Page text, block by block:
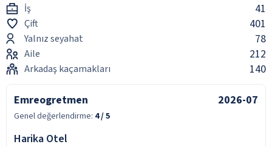
İş 41
Çift 401
Yalnız seyahat 78
Aile 212
Arkadaş kaçamakları 140
Emreogretmen 2026-07
Genel değerlendirme: 4/ 5
Harika Otel